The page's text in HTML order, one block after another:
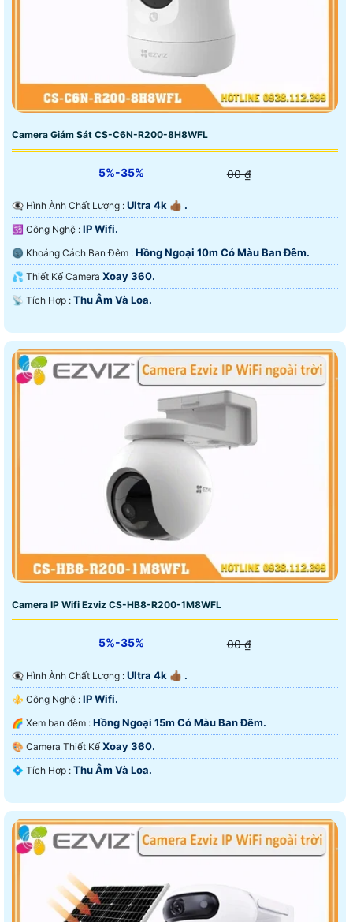
Camera Giám Sát CS-C6N-R200-8H8WFL
5%-35% 00 ₫
👁️‍🗨 Hình Ành Chất Lượng : Ultra 4k 👍🏾 .
🕉️ Công Nghệ : IP Wifi.
🌚 Khoảng Cách Ban Đêm : Hồng Ngoại 10m Có Màu Ban Ðêm.
💦 Thiết Kế Camera Xoay 360.
️📡 Tích Hợp : Thu Âm Và Loa.
Camera IP Wifi Ezviz CS-HB8-R200-1M8WFL
5%-35% 00 ₫
👁️‍🗨 Hình Ành Chất Lượng : Ultra 4k 👍🏾 .
⚜️ Công Nghệ : IP Wifi.
🌈 Xem ban đêm : Hồng Ngoại 15m Có Màu Ban Ðêm.
🎨 Camera Thiết Kế Xoay 360.
️💠 Tích Hợp : Thu Âm Và Loa.